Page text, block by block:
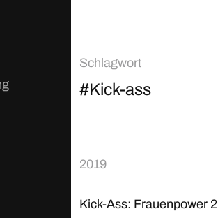
Schlagwort
#Kick-ass
2019
Kick-Ass: Frauenpower 2